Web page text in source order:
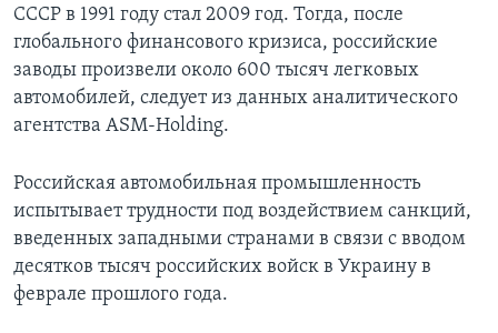
СССР в 1991 году стал 2009 год. Тогда, после
глобального финансового кризиса, российские
заводы произвели около 600 тысяч легковых
автомобилей, следует из данных аналитического
агентства ASM-Holding.
Российская автомобильная промышленность
испытывает трудности под воздействием санкций,
введенных западными странами в связи с вводом
десятков тысяч российских войск в Украину в
феврале прошлого года.